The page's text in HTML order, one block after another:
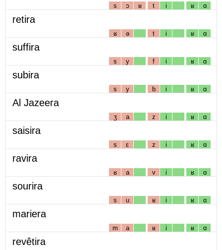
s ɔ ʁ t i ʁ ɑ
retira
ʁ ə t i ʁ ɑ
suffira
s y f i ʁ ɑ
subira
s y b i ʁ ɑ
Al Jazeera
ʒ a z i ʁ ɑ
saisira
s ɛ z i ʁ ɑ
ravira
ʁ a v i ʁ ɑ
sourira
s u ʁ i ʁ ɑ
mariera
m a ʁ i ʁ ɑ
revêtira